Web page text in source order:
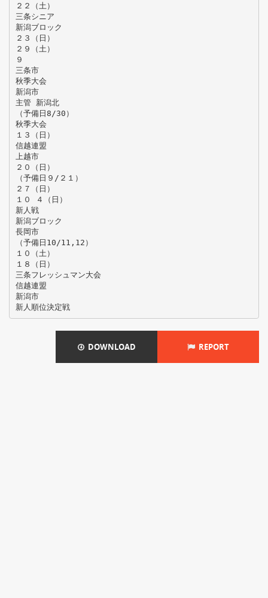
２２（土）
三条シニア
新潟ブロック
２３（日）
２９（土）
９
三条市
秋季大会
新潟市
主管 新潟北
（予備日8/30）
秋季大会
１３（日）
信越連盟
上越市
２０（日）
（予備日９/２１）
２７（日）
１０ ４（日）
新人戦
新潟ブロック
長岡市
（予備日10/11,12）
１０（土）
１８（日）
三条フレッシュマン大会
信越連盟
新潟市
新人順位決定戦
DOWNLOAD REPORT